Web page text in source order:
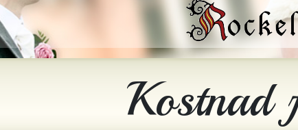
Kostnad